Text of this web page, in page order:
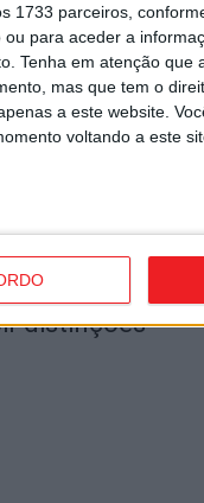
1733 parceiros,
para aceder a
Tenha em atenção que
mas que tem o
a este website.
voltando a este
área ardida até
distinções